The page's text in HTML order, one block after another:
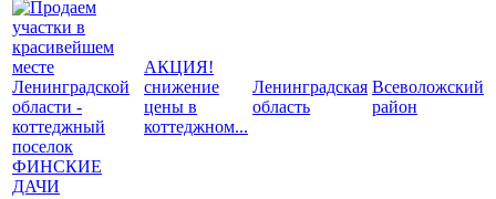
АКЦИЯ!
снижение
цены в
коттеджном...
Ленинградская
область
Всеволожский
район